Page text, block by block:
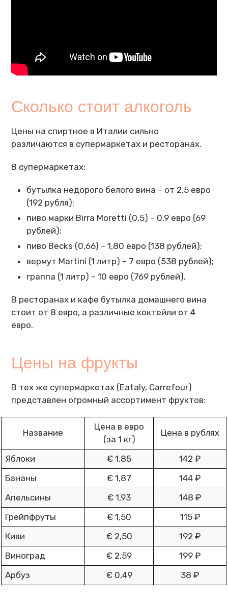
Сколько стоит алкоголь
Цены на спиртное в Италии сильно
различаются в супермаркетах и ресторанах.
В супермаркетах:
бутылка недорого белого вина – от 2,5 евро
(192 рубля);
пиво марки Birra Moretti (0,5) – 0,9 евро (69
рублей);
пиво Becks (0,66) – 1,80 евро (138 рублей);
вермут Martini (1 литр) – 7 евро (538 рублей);
граппа (1 литр) – 10 евро (769 рублей).
В ресторанах и кафе бутылка домашнего вина
стоит от 8 евро, а различные коктейли от 4
евро.
Цены на фрукты
В тех же супермаркетах (Eataly, Carrefour)
представлен огромный ассортимент фруктов:
Название
Цена в евро
(за 1 кг)
Цена в рублях
Яблоки € 1,85
142 ₽
Бананы
€ 1,87
144 ₽
Апельсины
€ 1,93
148 ₽
Грейпфруты
€ 1,50
115 ₽
Киви
€ 2,50
192 ₽
Виноград
€ 2,59
199 ₽
Арбуз
€ 0,49 38 ₽